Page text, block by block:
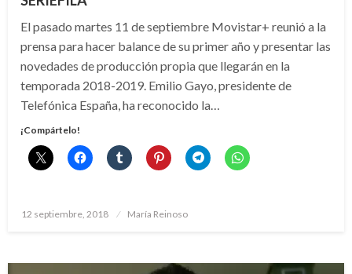
El pasado martes 11 de septiembre Movistar+ reunió a la
prensa para hacer balance de su primer año y presentar las
novedades de producción propia que llegarán en la
temporada 2018-2019. Emilio Gayo, presidente de
Telefónica España, ha reconocido la…
¡Compártelo!
Publicado
12 septiembre, 2018 María Reinoso